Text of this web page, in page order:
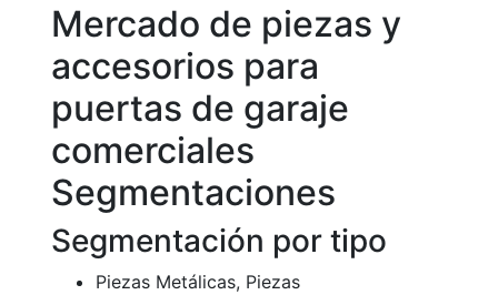
Mercado de piezas y
accesorios para
puertas de garaje
comerciales
Segmentaciones
Segmentación por tipo
Piezas Metálicas, Piezas